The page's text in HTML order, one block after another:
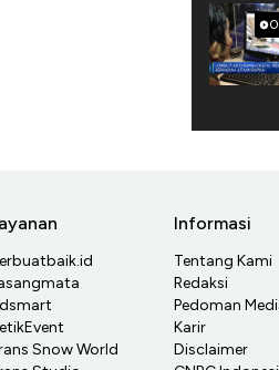
Snow World
Informasi
Tentang Kami
Redaksi
Pedoman
Karir
Disclaimer